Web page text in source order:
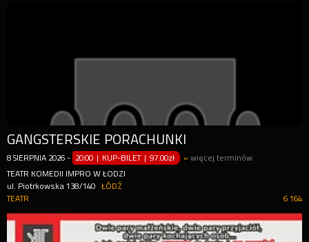
GANGSTERSKIE PORACHUNKI
8 SIERPNIA 2026 - 20:00 | KUP-BILET |97.00zł »więcej terminów
TEATR KOMEDII IMPRO W ŁODZI
ul. Piotrkowska 138/140
ŁÓDŹ
6 164
TEATR